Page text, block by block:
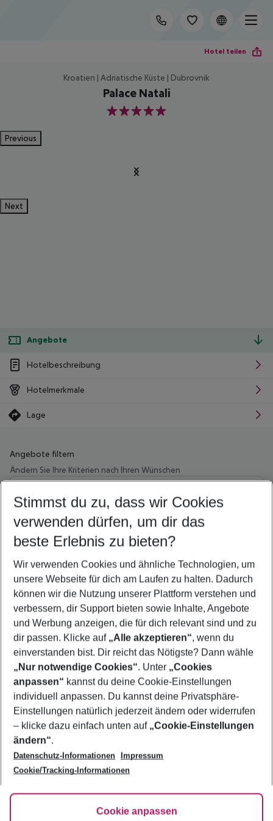
Hotel teilen
Kroatien | Adriatische Küste | Dubrovnik
Palace Natali
5
Previous
Next
Angebote
Hotelbeschreibung
Hotelmerkmale
Lage
Angebote filtern
Ändern Sie Ihre Kriterien nach Ihren Wünschen
Wähle deinen Abflughafen
Beliebiger Abflughafen
Wähle deinen Reisezeitraum
5-8 Nächte
2 Erwachsene Keine Kinder
Mehr Filter anzeigen
Footer
Footer navigation
Über uns
AGB
Bestpreisgarantie
Cookie-Einstellungen ändern
Cookie-Richtlinie
Agenturbetreuung
Barrierefreies Reisen
FAQ
HanseMerkur Reiseversicherung
Folge uns
Stimmst du zu, dass wir Cookies
verwenden dürfen, um dir das
beste Erlebnis zu bieten?
Wir verwenden Cookies und ähnliche Technologien, um
unsere Webseite für dich am Laufen zu halten. Dadurch
können wir die Nutzung unserer Plattform verstehen und
verbessern, dir Support bieten sowie Inhalte, Angebote
und Werbung anzeigen, die für dich relevant sind und zu
dir passen. Klicke auf „Alle akzeptieren“, wenn du
einverstanden bist. Dir reicht das Nötigste? Dann wähle
„Nur notwendige Cookies“. Unter „Cookies
anpassen“ kannst du deine Cookie-Einstellungen
individuell anpassen. Du kannst deine Privatsphäre-
Einstellungen natürlich jederzeit ändern oder widerrufen
– klicke dazu einfach unten auf „Cookie-Einstellungen
ändern“.
Datenschutz-Informationen
Impressum
Cookie/Tracking-Informationen
Cookie anpassen